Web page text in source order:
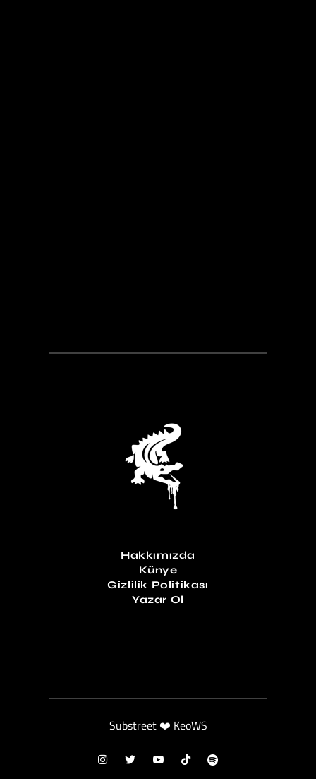
Hakkımızda
Künye
Gizlilik Politikası
Yazar Ol
Substreet ❤️ KeoWS